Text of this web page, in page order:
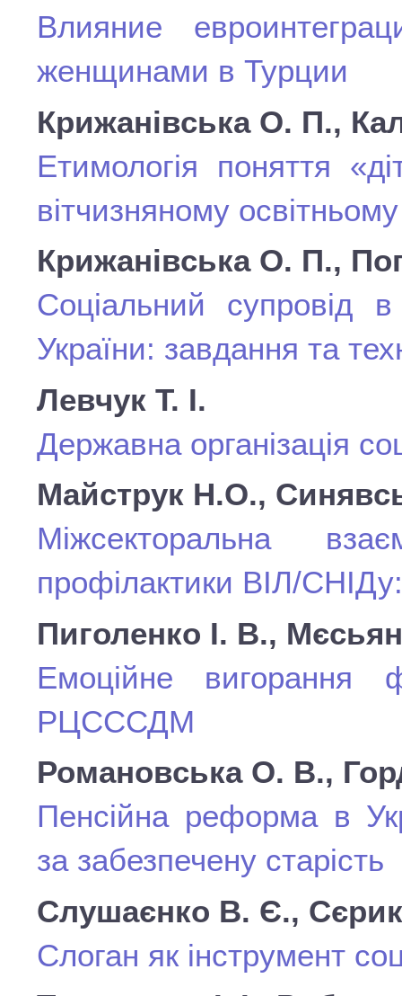
Влияние
женщинами в Турции
Крижанівська О. П.,
Етимологія поняття
вітчизняному
Крижанівська О. П.,
Соціальний супровід
України: завдання та
Левчук Т. І.
Державна організація
Майструк Н.О.,
Міжсекторальна
профілактики ВІЛ/СНІДу:
Пиголенко І. В.,
Емоційне вигорання
РЦСССДМ
Романовська О. В.,
Пенсійна реформа в
за забезпечену старість
Слушаєнко В. Є.,
Слоган як інструмент